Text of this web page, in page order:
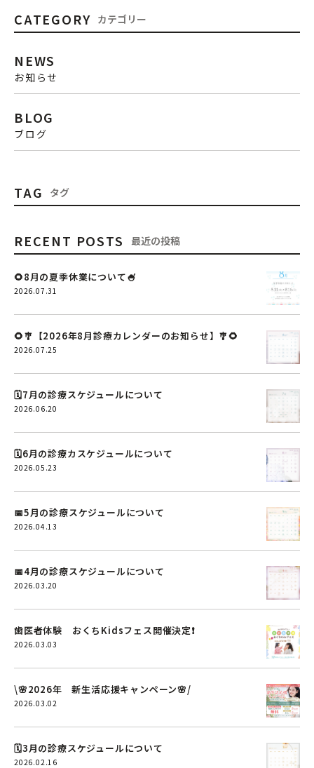
CATEGORY カテゴリー
NEWS
お知らせ
BLOG
ブログ
TAG タグ
RECENT POSTS 最近の投稿
🌻8月の夏季休業について🍧
2026.07.31
🌻🎐【2026年8月診療カレンダーのお知らせ】🎐🌻
2026.07.25
🗓️7月の診療スケジュールについて
2026.06.20
🗓️6月の診療カスケジュールについて
2026.05.23
📅5月の診療スケジュールについて
2026.04.13
📅4月の診療スケジュールについて
2026.03.20
歯医者体験 おくちKidsフェス開催決定❗️
2026.03.03
\🌸2026年 新生活応援キャンペーン🌸/
2026.03.02
🗓️3月の診療スケジュールについて
2026.02.16